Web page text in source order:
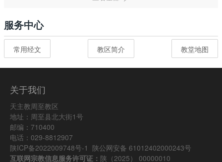
服务中心
常用经文 教区简介 教堂地图
关于我们
天主教周至教区
地址：周至县北大街1号
邮编：710400
电话：029-8812907
陕ICP备2022009748号-1 陕公网安备 61012402000243号
互联网宗教信息服务许可证： 陕（2025） 00000010